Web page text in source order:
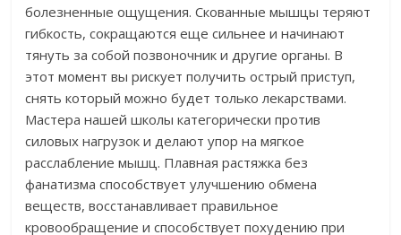
болезненные ощущения. Скованные мышцы теряют
гибкость, сокращаются еще сильнее и начинают
тянуть за собой позвоночник и другие органы. В
этот момент вы рискует получить острый приступ,
снять который можно будет только лекарствами.
Мастера нашей школы категорически против
силовых нагрузок и делают упор на мягкое
расслабление мышц. Плавная растяжка без
фанатизма способствует улучшению обмена
веществ, восстанавливает правильное
кровообращение и способствует похудению при